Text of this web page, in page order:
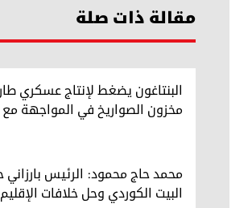
مقالة ذات صلة
البنتاغون يضغط لإنتاج عسكري
مخزون الصواريخ في المواجهة مع
محمد حاج محمود: الرئيس
البيت الكوردي وحل خلافات الإقليم